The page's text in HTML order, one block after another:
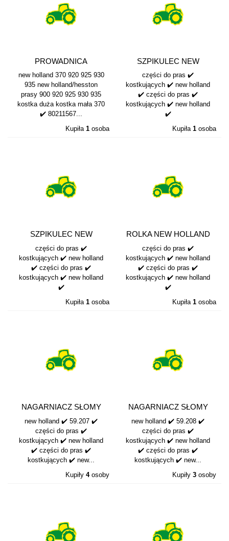
PROWADNICA
NAGARNIACZA NEW...
new holland 370 920 925 930
935 new holland/hesston
prasy 900 920 925 930 935
kostka duża kostka mała 370
✔️ 80211567...
Kupiła 1 osoba
SZPIKULEC NEW
HOLLAND 5922258
części do pras ✔️
kostkujących ✔️ new holland
✔️ części do pras ✔️
kostkujących ✔️ new holland
✔️
Kupiła 1 osoba
SZPIKULEC NEW
HOLLAND 5922158
części do pras ✔️
kostkujących ✔️ new holland
✔️ części do pras ✔️
kostkujących ✔️ new holland
✔️
Kupiła 1 osoba
ROLKA NEW HOLLAND
270 58.180
części do pras ✔️
kostkujących ✔️ new holland
✔️ części do pras ✔️
kostkujących ✔️ new holland
✔️
Kupiła 1 osoba
NAGARNIACZ SŁOMY
NEW HOLLAND 59.207
new holland ✔️ 59.207 ✔️
części do pras ✔️
kostkujących ✔️ new holland
✔️ części do pras ✔️
kostkujących ✔️ new...
Kupiły 4osoby
NAGARNIACZ SŁOMY
NEW HOLLAND 59.208
new holland ✔️ 59.208 ✔️
części do pras ✔️
kostkujących ✔️ new holland
✔️ części do pras ✔️
kostkujących ✔️ new...
Kupiły 3 osoby